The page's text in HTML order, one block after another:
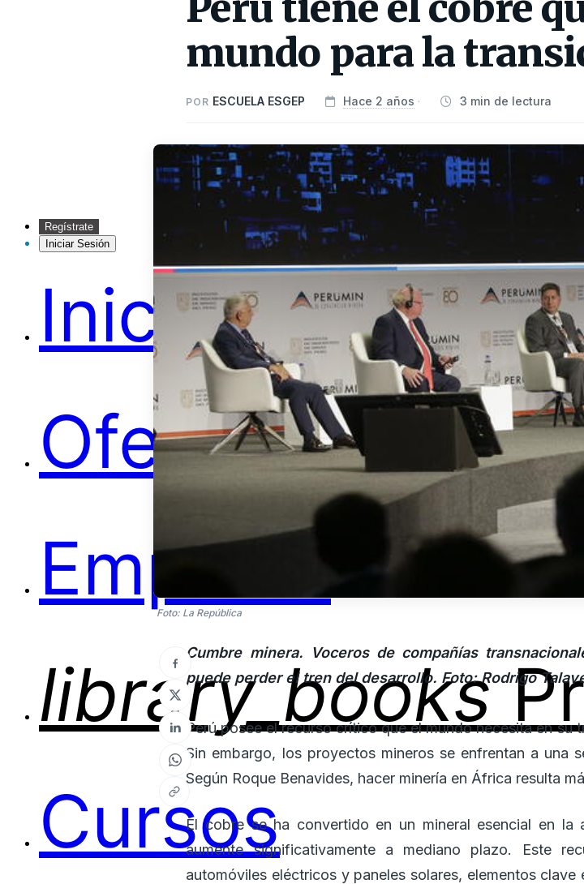
Regístrate
Iniciar Sesión
Inicio
Ofertas
Empleos
library_books
Cursos
mundo para la
POR ESCUELA ESGEP Hace 2 años · 3 min de lectura
Foto: La República
Cumbre minera. Voceros de compañías
puede perder el tren del desarrollo. Foto: Rodrigo
Perú posee el recurso crítico que el mundo necesita en su
Sin embargo, los proyectos mineros se enfrentan a una
Según Roque Benavides, hacer minería en África resulta
El cobre se ha convertido en un mineral esencial en la
aumente significativamente a mediano plazo. Este
automóviles eléctricos y paneles solares, elementos